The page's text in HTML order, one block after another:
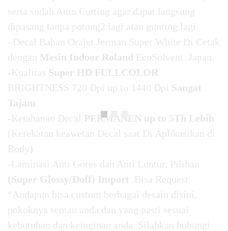
serta sudah Auto Cutting agar dapat langsung
dipasang tanpa potong2 lagi atau gunting lagi
–Decal Bahan Orajet Jerman Super White Di Cetak
dengan Mesin Indoor Roland EcoSolvent Japan
-Kualitas Super HD FULLCOLOR
BRIGHTNESS 720 Dpi up to 1440 Dpi Sangat
Tajam
-Ketahanan Decal PERMANEN up to 5Th Lebih
(Kerekatan keawetan Decal saat Di Aplikasikan di
Body)
-Laminasi Anti Gores dan Anti Luntur, Pilihan
(Super Glossy/Doff) Import Bisa Request
“Andapun bisa custom berbagai desain disini,
pokoknya semau anda dan yang pasti sesuai
kebutuhan dan keinginan anda. Silahkan hubungi